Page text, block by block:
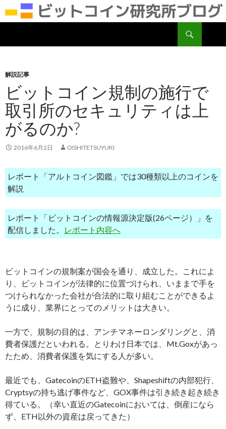
ン
ツ
へ
移
動
解説記事
ビットコイン規制の施行で
取引所のセキュリティは上
がるのか?
2016年6月2日 OISHITETSUYUKI
レポート「アルトコイン図鑑」では30種類以上のコインを
解説
レポート「ビットコインの情報源決定版(26ページ）」を
配信しました。
レポート内容へ
ビットコインの規制案が国会を通り、成立した。これによ
り、ビットコインが法律的に位置づけられ、いままで手を
つけられなかった会社が合法的に取り組むことができるよ
うに成り、業界にとってのメリットは大きい。
一方で、規制の目的は、アンチマネーロンダリングと、消
費者保護だといわれる。とりわけ日本では、Mt.Goxがあっ
たため、消費者保護を気にする人が多い。
最近でも、GatecoinのETH盗難や、Shapeshiftの内部犯行、
Cryptsyの持ち逃げ事件など、GOX事件は引き続き起き続き
得ている。（幸い直近のGatecoinにおいては、倒産になら
ず、ETH以外の資産は戻ってきた）